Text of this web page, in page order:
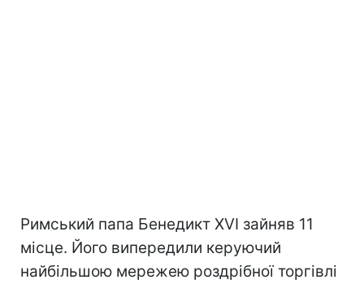
Римський папа Бенедикт XVI зайняв 11
місце. Його випередили керуючий
найбільшою мережею роздрібної торгівлі